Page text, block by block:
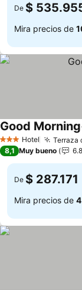
De $
Mira precios de
3 Estrellas
Hotel Terraza
Good
8,1 Muy bueno
De $ 287.171
Mira precios de